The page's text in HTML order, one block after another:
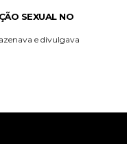
SEXUAL NO
e divulgava